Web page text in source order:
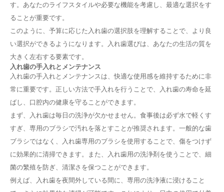
す。あなたのライフスタイルや必要な機能を考慮し、最適な選択をす
ることが重要です。
このように、予算に応じた入れ歯の選択肢を理解することで、より良
い選択ができるようになります。入れ歯選びは、あなたの生活の質を
大きく左右する要素です。
入れ歯の手入れとメンテナンス
入れ歯の手入れとメンテナンスは、快適な使用感を維持するために非
常に重要です。正しい方法で手入れを行うことで、入れ歯の寿命を延
ばし、口腔内の健康を守ることができます。
まず、入れ歯は毎日の洗浄が欠かせません。食事後は必ず水で軽くす
すぎ、専用のブラシで汚れを落とすことが推奨されます。一般的な歯
ブラシではなく、入れ歯専用のブラシを使用することで、傷をつけず
に効果的に清掃できます。また、入れ歯用の洗浄剤を使うことで、細
菌の繁殖を防ぎ、清潔さを保つことができます。
例えば、入れ歯を夜間外している間に、専用の洗浄液に浸けること